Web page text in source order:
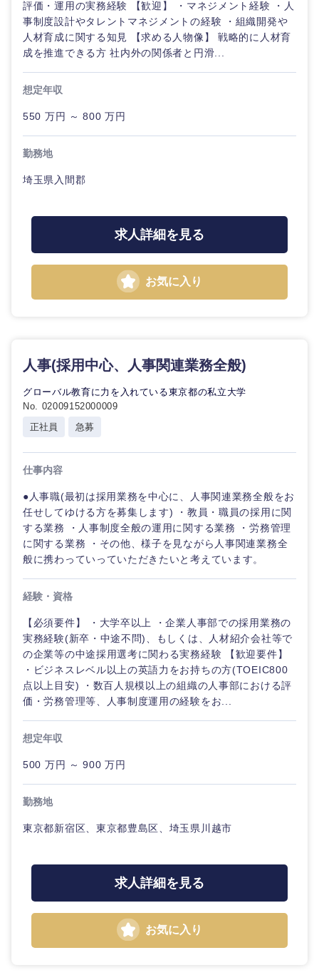
大分県 宮崎県
鹿児島県
評価・運用の実務経験 【歓迎】 ・マネジメント経験 ・人
事制度設計やタレントマネジメントの経験 ・組織開発や
人材育成に関する知見 【求める人物像】 戦略的に人材育
成を推進できる方 社内外の関係者と円滑...
想定年収
550 万円 ～ 800 万円
勤務地
埼玉県入間郡
求人詳細を見る
お気に入り
人事(採用中心、人事関連業務全般)
グローバル教育に力を入れている東京都の私立大学
No. 02009152000009
正社員
急募
仕事内容
●人事職(最初は採用業務を中心に、人事関連業務全般をお
任せしてゆける方を募集します) ・教員・職員の採用に関
する業務 ・人事制度全般の運用に関する業務 ・労務管理
に関する業務 ・その他、様子を見ながら人事関連業務全
般に携わっていっていただきたいと考えています。
経験・資格
【必須要件】 ・大学卒以上 ・企業人事部での採用業務の
実務経験(新卒・中途不問)、もしくは、人材紹介会社等で
の企業等の中途採用選考に関わる実務経験 【歓迎要件】
・ビジネスレベル以上の英語力をお持ちの方(TOEIC800
点以上目安) ・数百人規模以上の組織の人事部における評
価・労務管理等、人事制度運用の経験をお...
想定年収
500 万円 ～ 900 万円
勤務地
東京都新宿区、東京都豊島区、埼玉県川越市
求人詳細を見る
お気に入り